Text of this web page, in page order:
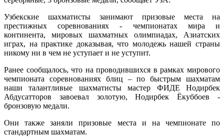
Узбекские шахматисты занимают призовые места на
престижных соревнованиях - чемпионатах мира и
континента, мировых шахматных олимпиадах, Азиатских
играх, на практике доказывая, что молодежь нашей страны
никому ни в чем не уступает и не уступит.
Ранее сообщалось, что на проводившихся в рамках мирового
чемпионата соревнованиях блиц – по быстрым шахматам
наши талантливые шахматисты мастер ФИДЕ Нодирбек
Абдусатторов завоевал золотую, Нодирбек Ёкуббоев -
бронзовую медали.
Они также заняли призовые места и на чемпионате по
стандартным шахматам.